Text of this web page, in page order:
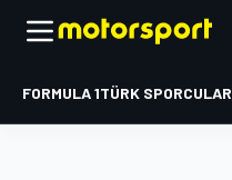
FORMULA 1TÜRK SPORCULAR